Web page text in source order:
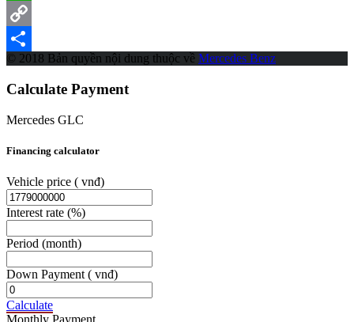
WhatsApp
Copy
Link
Share
© 2018 Bản quyền nội dung thuộc về Mercedes Benz
Calculate Payment
Mercedes GLC
Financing calculator
Vehicle price ( vnđ)
Interest rate (%)
Period (month)
Down Payment ( vnđ)
Calculate